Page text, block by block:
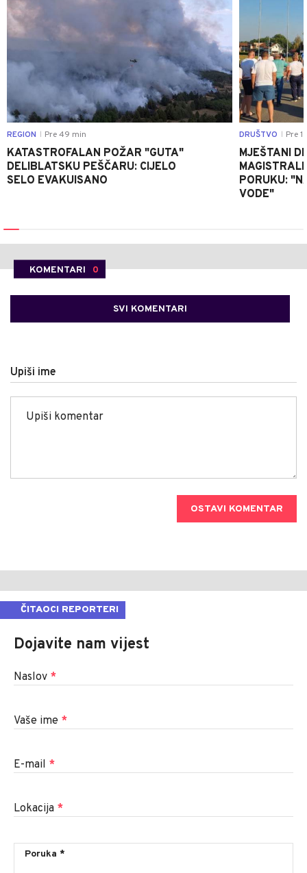
REGION Pre 49 min
KATASTROFALAN POŽAR "GUTA"
DELIBLATSKU PEŠČARU: CIJELO
SELO EVAKUISANO
DRUŠTVO Pre 1
MJEŠTANI
PORUKU:
VODE"
KOMENTARI 0
SVI KOMENTARI
Upiši ime
OSTAVI KOMENTAR
ČITAOCI REPORTERI
Dojavite nam vijest
Naslov *
Vaše ime *
E-mail *
Lokacija *